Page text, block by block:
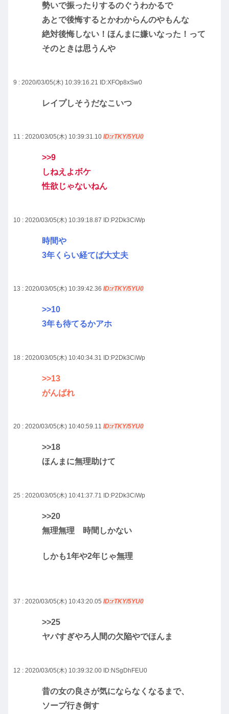
勢いで振ったりするのぐうわかるで
あとで後悔するとかわからんのやもんな
絶対後悔しない！ほんまに嫌いなった！って
そのときは思うんや
9 : 2020/03/05(木) 10:39:16.21 ID:XFOp8xSw0
レイプしそうだなこいつ
11 : 2020/03/05(木) 10:39:31.10 ID:rTKY/5YU0
>>9
しねえよボケ
性欲じゃないねん
10 : 2020/03/05(木) 10:39:18.87 ID:P2Dk3CiWp
時間や
3年くらい経てば大丈夫
13 : 2020/03/05(木) 10:39:42.36 ID:rTKY/5YU0
>>10
3年も待てるかアホ
18 : 2020/03/05(木) 10:40:34.31 ID:P2Dk3CiWp
>>13
がんばれ
20 : 2020/03/05(木) 10:40:59.11 ID:rTKY/5YU0
>>18
ほんまに無理助けて
25 : 2020/03/05(木) 10:41:37.71 ID:P2Dk3CiWp
>>20
無理無理 時間しかない
しかも1年や2年じゃ無理
37 : 2020/03/05(木) 10:43:20.05 ID:rTKY/5YU0
>>25
ヤバすぎやろ人間の欠陥やでほんま
12 : 2020/03/05(木) 10:39:32.00 ID:NSgDhFEU0
昔の女の良さが気にならなくなるまで、
ソープ行き倒す